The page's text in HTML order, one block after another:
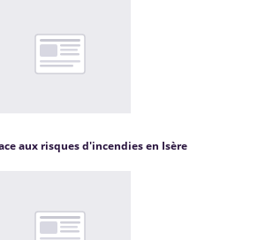
aux risques d'incendies en Isère